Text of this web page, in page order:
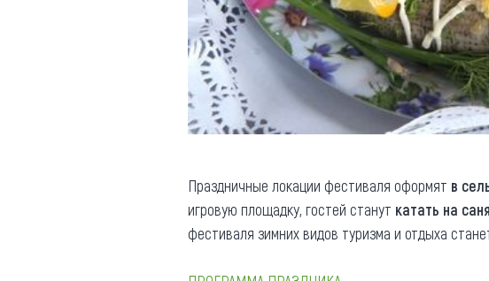
Праздничные локации фестиваля оформят в
игровую площадку, гостей станут катать на
фестиваля зимних видов туризма и отдыха